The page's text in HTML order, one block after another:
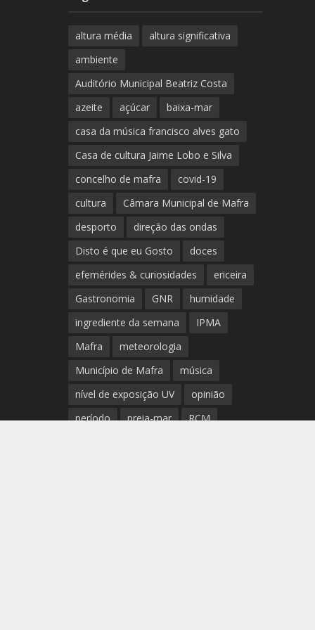
altura média
altura significativa
ambiente
Auditório Municipal Beatriz Costa
azeite
açúcar
baixa-mar
casa da música francisco alves gato
Casa de cultura Jaime Lobo e Silva
concelho de mafra
covid-19
cultura
Câmara Municipal de Mafra
desporto
direção das ondas
Disto é que eu Gosto
doces
efemérides & curiosidades
ericeira
Gastronomia
GNR
humidade
ingrediente da semana
IPMA
Mafra
meteorologia
Município de Mafra
música
nível de exposição UV
opinião
período
preia-mar
RCM